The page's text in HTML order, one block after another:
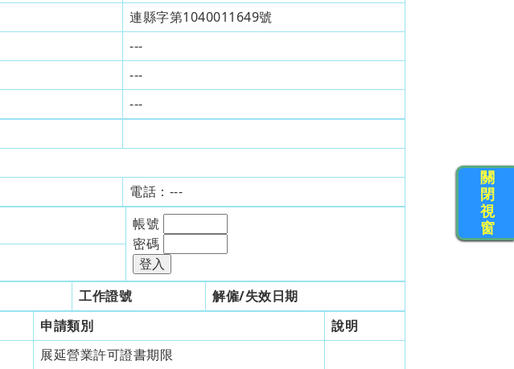
連縣字第1040011649號
---
---
---
電話： ---
帳號
密碼
工作證號
解僱/失效日期
申請類別
說明
展延營業許可證書期限
關
閉
視
窗